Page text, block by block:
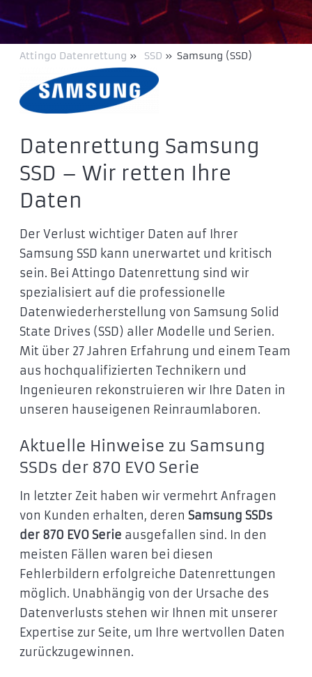
Attingo Datenrettung » SSD » Samsung (SSD)
Datenrettung Samsung
SSD – Wir retten Ihre
Daten
Der Verlust wichtiger Daten auf Ihrer
Samsung SSD kann unerwartet und kritisch
sein. Bei Attingo Datenrettung sind wir
spezialisiert auf die professionelle
Datenwiederherstellung von Samsung Solid
State Drives (SSD) aller Modelle und Serien.
Mit über 27 Jahren Erfahrung und einem Team
aus hochqualifizierten Technikern und
Ingenieuren rekonstruieren wir Ihre Daten in
unseren hauseigenen Reinraumlaboren.
Aktuelle Hinweise zu Samsung
SSDs der 870 EVO Serie
In letzter Zeit haben wir vermehrt Anfragen
von Kunden erhalten, deren Samsung SSDs
der 870 EVO Serie ausgefallen sind. In den
meisten Fällen waren bei diesen
Fehlerbildern erfolgreiche Datenrettungen
möglich. Unabhängig von der Ursache des
Datenverlusts stehen wir Ihnen mit unserer
Expertise zur Seite, um Ihre wertvollen Daten
zurückzugewinnen.